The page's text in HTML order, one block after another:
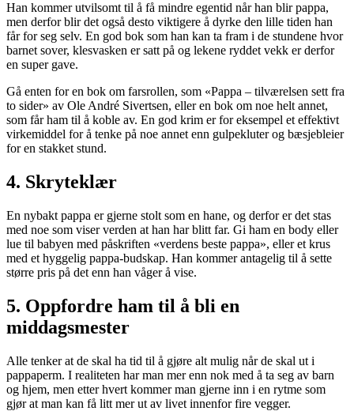
Han kommer utvilsomt til å få mindre egentid når han blir pappa,
men derfor blir det også desto viktigere å dyrke den lille tiden han
får for seg selv. En god bok som han kan ta fram i de stundene hvor
barnet sover, klesvasken er satt på og lekene ryddet vekk er derfor
en super gave.
Gå enten for en bok om farsrollen, som «Pappa – tilværelsen sett fra
to sider» av Ole André Sivertsen, eller en bok om noe helt annet,
som får ham til å koble av. En god krim er for eksempel et effektivt
virkemiddel for å tenke på noe annet enn gulpekluter og bæsjebleier
for en stakket stund.
4. Skryteklær
En nybakt pappa er gjerne stolt som en hane, og derfor er det stas
med noe som viser verden at han har blitt far. Gi ham en body eller
lue til babyen med påskriften «verdens beste pappa», eller et krus
med et hyggelig pappa-budskap. Han kommer antagelig til å sette
større pris på det enn han våger å vise.
5. Oppfordre ham til å bli en
middagsmester
Alle tenker at de skal ha tid til å gjøre alt mulig når de skal ut i
pappaperm. I realiteten har man mer enn nok med å ta seg av barn
og hjem, men etter hvert kommer man gjerne inn i en rytme som
gjør at man kan få litt mer ut av livet innenfor fire vegger.